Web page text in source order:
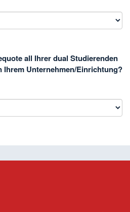
all Ihrer dual Studierenden
Ihrem Unternehmen/Einrichtung?